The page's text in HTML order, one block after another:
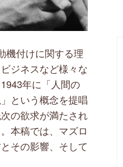
機付けに関する理
ジネスなど様々な
年に「人間の
という概念を提唱
の欲求が満たされ
本稿では、マズロ
その影響、そして